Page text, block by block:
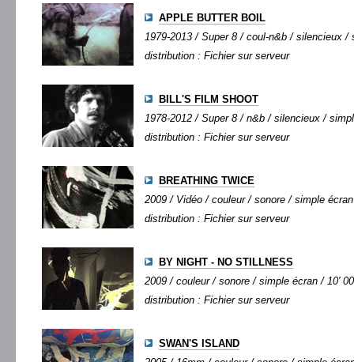
APPLE BUTTER BOIL
1979-2013 / Super 8 / coul-n&b / silencieux /
distribution : Fichier sur serveur
BILL'S FILM SHOOT
1978-2012 / Super 8 / n&b / silencieux /
distribution : Fichier sur serveur
BREATHING TWICE
2009 / Vidéo / couleur / sonore / simple
distribution : Fichier sur serveur
BY NIGHT - NO STILLNESS
2009 / couleur / sonore / simple écran / 10'
distribution : Fichier sur serveur
SWAN'S ISLAND